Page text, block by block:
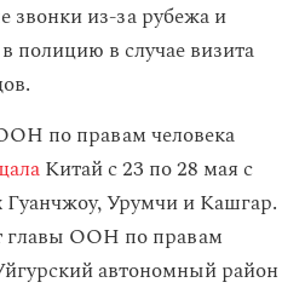
звонки из-за рубежа и
полицию в случае визита
по правам человека
Китай с 23 по 28 мая с
Гуанчжоу, Урумчи и Кашгар.
главы ООН по правам
автономный район